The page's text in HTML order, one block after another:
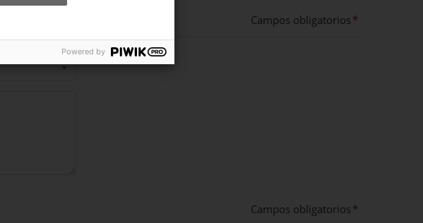
Campos obligatorios
Campos obligatorios
Powered by